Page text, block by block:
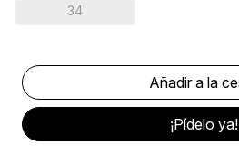
34
¡Pídelo ya!